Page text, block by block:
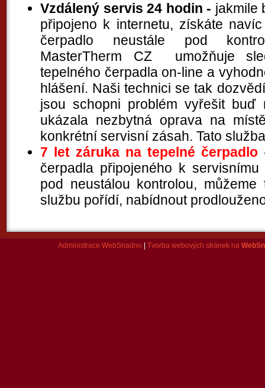
Vzdálený servis 24 hodin - jakmile
připojeno k internetu, získáte
čerpadlo neustále pod
MasterTherm CZ umožňuje
tepelného čerpadla on-line a
hlášení. Naši technici se tak
jsou schopni problém vyřešit
ukázala nezbytná oprava na
konkrétní servisní zásah. Tato
7 let záruka na tepelné čerpadlo
čerpadla připojeného k
pod neustálou kontrolou,
službu pořídí, nabídnout
Administrace WebSnadno Tvorba webových stránek na